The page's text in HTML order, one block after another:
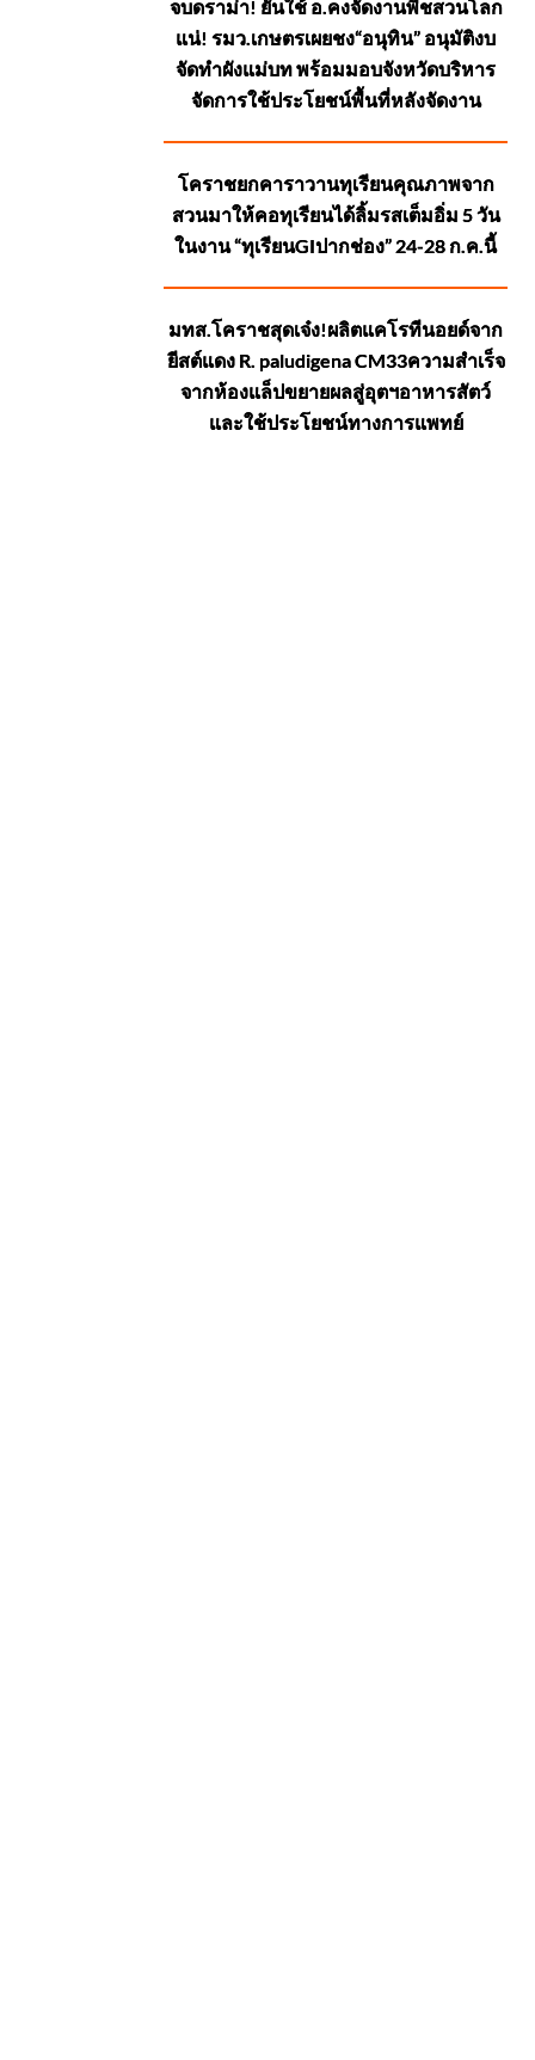
จบดราม่า! ยันใช้ อ.คงจัดงานพืชสวนโลก
แน่! รมว.เกษตรเผยชง“อนุทิน” อนุมัติงบ
จัดทำผังแม่บท พร้อมมอบจังหวัดบริหาร
จัดการใช้ประโยชน์พื้นที่หลังจัดงาน
โคราชยกคาราวานทุเรียนคุณภาพจาก
สวนมาให้คอทุเรียนได้ลิ้มรสเต็มอิ่ม 5 วัน
ในงาน “ทุเรียนGIปากช่อง” 24-28 ก.ค.นี้
มทส.โคราชสุดเจ๋ง!ผลิตแคโรทีนอยด์จาก
ยีสต์แดง R. paludigena CM33ความสำเร็จ
จากห้องแล็ปขยายผลสู่อุตฯอาหารสัตว์
และใช้ประโยชน์ทางการแพทย์